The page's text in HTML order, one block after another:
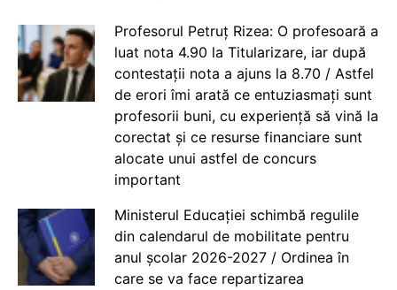
Profesorul Petruț Rizea: O profesoară a
luat nota 4.90 la Titularizare, iar după
contestații nota a ajuns la 8.70 / Astfel
de erori îmi arată ce entuziasmați sunt
profesorii buni, cu experiență să vină la
corectat și ce resurse financiare sunt
alocate unui astfel de concurs
important
Ministerul Educației schimbă regulile
din calendarul de mobilitate pentru
anul școlar 2026-2027 / Ordinea în
care se va face repartizarea